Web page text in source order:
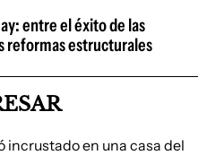
entre el éxito de las
reformas estructurales